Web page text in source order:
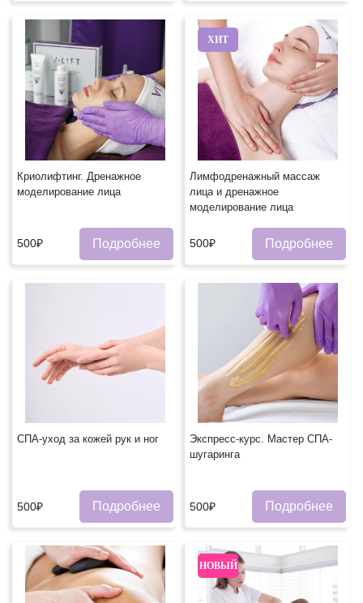
Криолифтинг. Дренажное
моделирование лица
500₽ Подробнее
ХИТ
Лимфодренажный массаж
лица и дренажное
моделирование лица
500₽ Подробнее
СПА-уход за кожей рук и ног
500₽ Подробнее
Экспресс-курс. Мастер СПА-
шугаринга
500₽ Подробнее
НОВЫЙ